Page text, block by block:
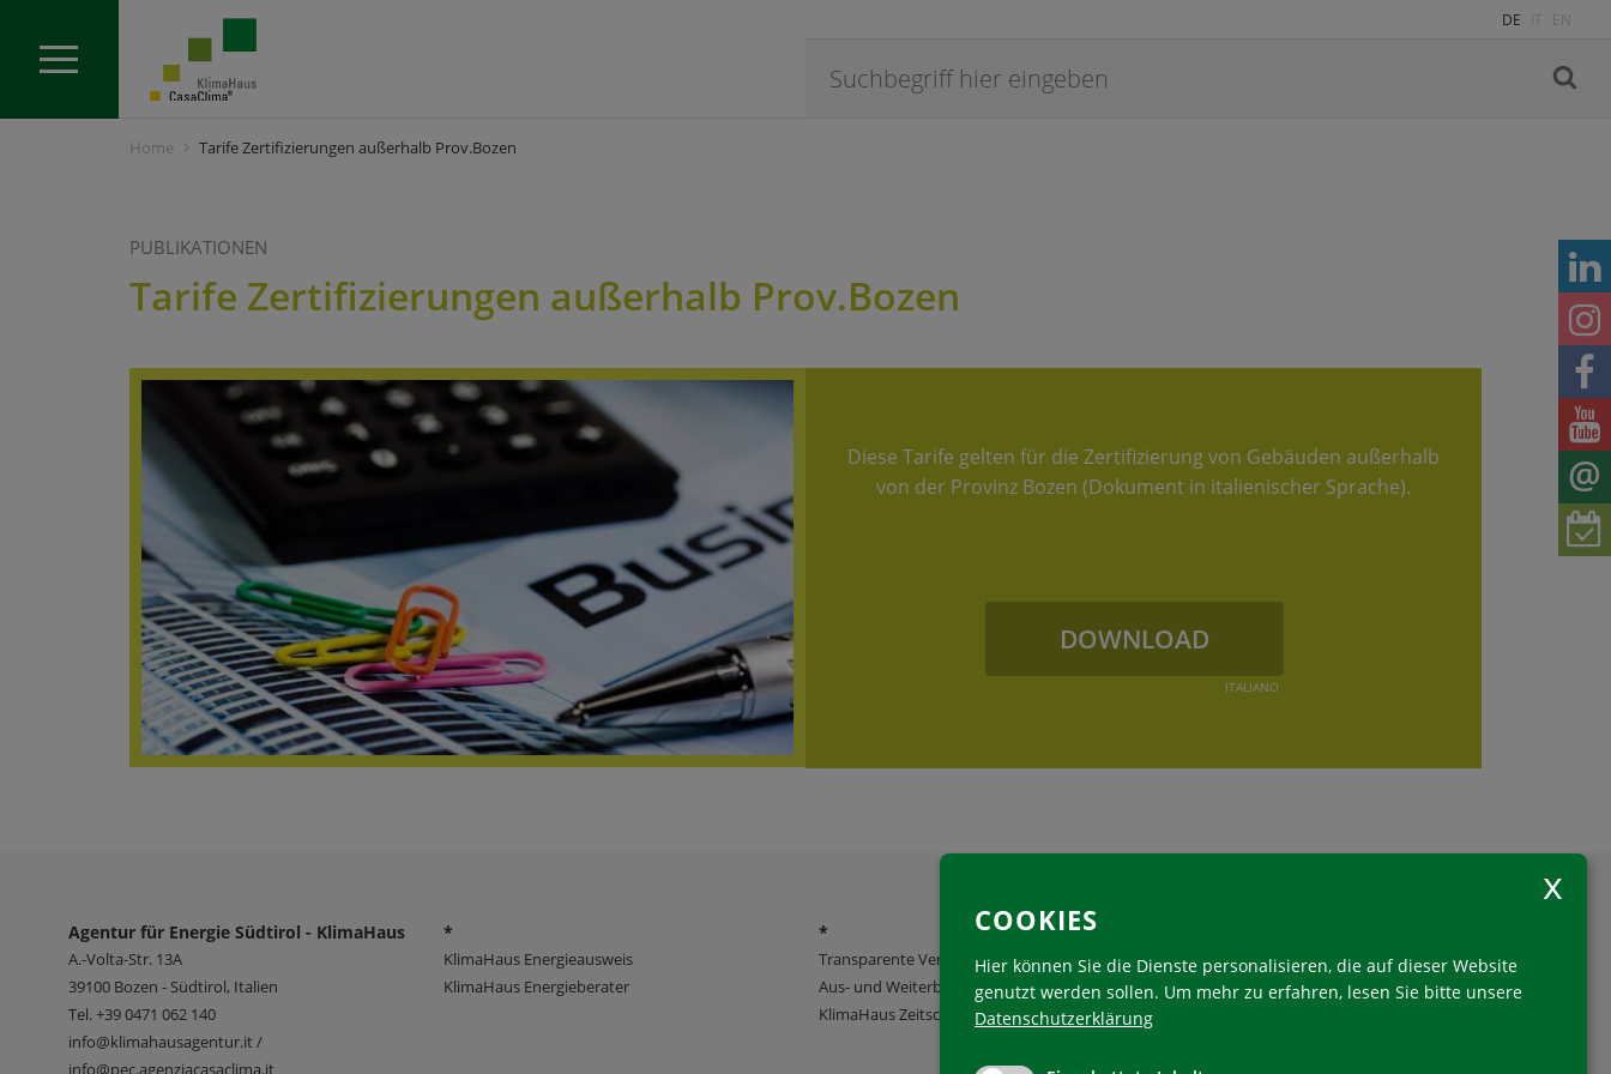
DE IT EN
Home Tarife Zertifizierungen außerhalb Prov.Bozen
PUBLIKATIONEN
Tarife Zertifizierungen außerhalb Prov.Bozen
Diese Tarife gelten für die Zertifizierung von Gebäuden außerhalb
von der Provinz Bozen (Dokument in italienischer Sprache).
DOWNLOAD
ITALIANO
Agentur für Energie Südtirol - KlimaHaus
A.-Volta-Str. 13A
39100 Bozen - Südtirol, Italien
Tel.+39 0471 062 140
info@klimahausagentur.it /
*
KlimaHaus Energieausweis
KlimaHaus Energieberater
*
Transparente Verwaltung
Aus- und Weiterbildung
KlimaHaus Zeitschriften
COOKIES
Hier können Sie die Dienste personalisieren, die auf dieser Website
genutzt werden sollen. Um mehr zu erfahren, lesen Sie bitte unsere
Datenschutzerklärung